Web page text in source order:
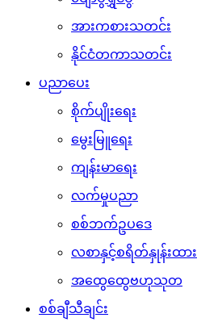
အားကစားသတင်း
နိုင်ငံတကာသတင်း
ပညာပေး
စိုက်ပျိုးရေး
မွေးမြူရေး
ကျန်းမာရေး
လက်မှုပညာ
စစ်ဘက်ဥပဒေ
လစာနှင့်စရိတ်နှုန်းထား
အထွေထွေဗဟုသုတ
စစ်ချီသီချင်း